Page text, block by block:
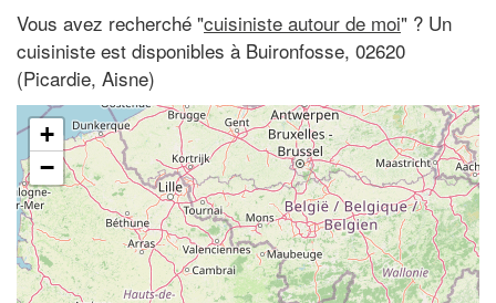
Vous avez recherché "cuisiniste autour de moi" ? Un
cuisiniste est disponibles à Buironfosse, 02620
(Picardie, Aisne)
+
−